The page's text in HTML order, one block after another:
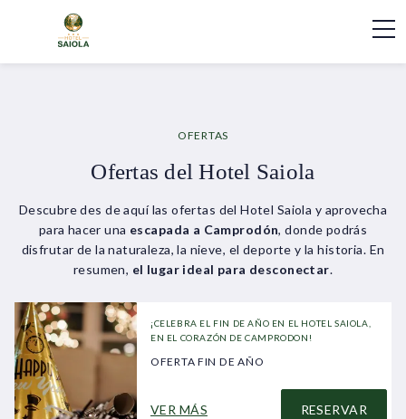
OFERTAS
Ofertas del Hotel Saiola
Descubre des de aquí las ofertas del Hotel Saiola y aprovecha
para hacer una escapada a Camprodón, donde podrás
disfrutar de la naturaleza, la nieve, el deporte y la historia. En
resumen, el lugar ideal para desconectar.
¡CELEBRA EL FIN DE AÑO EN EL HOTEL SAIOLA,
EN EL CORAZÓN DE CAMPRODON!
OFERTA FIN DE AÑO
VER MÁS RESERVAR